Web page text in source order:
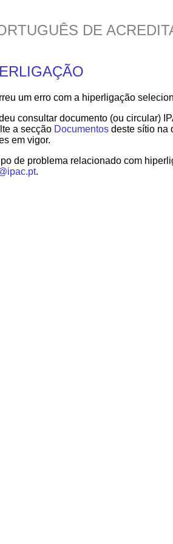
DE
um erro com a hiperligação
consultar documento (ou circular)
a secção Documentos deste sítio na
em vigor.
de problema relacionado com
.